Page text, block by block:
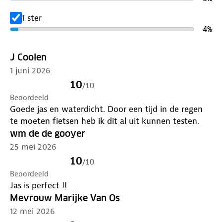
Lever het in bij onze winkels. Wij geven er een
nieuwe bestemming aan.
1 ster
4%
J Coolen
1 juni 2026
10/10
Beoordeeld
Goede jas en waterdicht. Door een tijd in de regen
te moeten fietsen heb ik dit al uit kunnen testen.
wm de de gooyer
25 mei 2026
10/10
Beoordeeld
Jas is perfect !!
Mevrouw Marijke Van Os
12 mei 2026